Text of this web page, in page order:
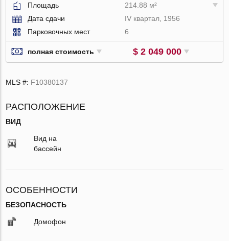
Площадь
214.88 м²
Дата сдачи
IV квартал, 1956
Парковочных мест
6
полная стоимость $ 2 049 000
MLS #: F10380137
РАСПОЛОЖЕНИЕ
ВИД
Вид на
бассейн
ОСОБЕННОСТИ
БЕЗОПАСНОСТЬ
Домофон